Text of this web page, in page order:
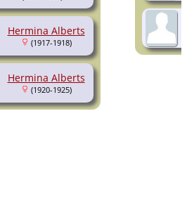
Hermina Alberts
(1917-1918)
Hermina Alberts
(1920-1925)